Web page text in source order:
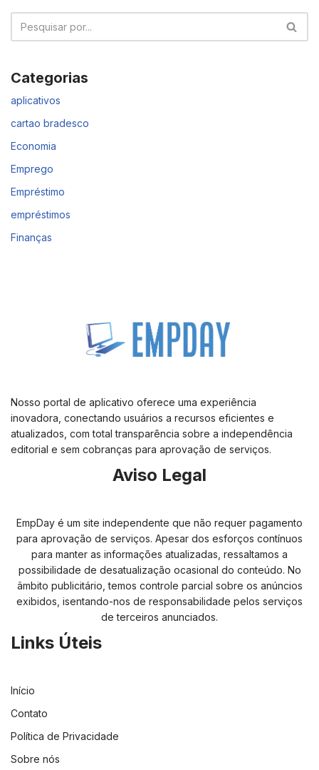
Categorias
aplicativos
cartao bradesco
Economia
Emprego
Empréstimo
empréstimos
Finanças
Nosso portal de aplicativo oferece uma experiência
inovadora, conectando usuários a recursos eficientes e
atualizados, com total transparência sobre a independência
editorial e sem cobranças para aprovação de serviços.
Aviso Legal
EmpDay é um site independente que não requer pagamento
para aprovação de serviços. Apesar dos esforços contínuos
para manter as informações atualizadas, ressaltamos a
possibilidade de desatualização ocasional do conteúdo. No
âmbito publicitário, temos controle parcial sobre os anúncios
exibidos, isentando-nos de responsabilidade pelos serviços
de terceiros anunciados.
Links Úteis
Início
Contato
Política de Privacidade
Sobre nós